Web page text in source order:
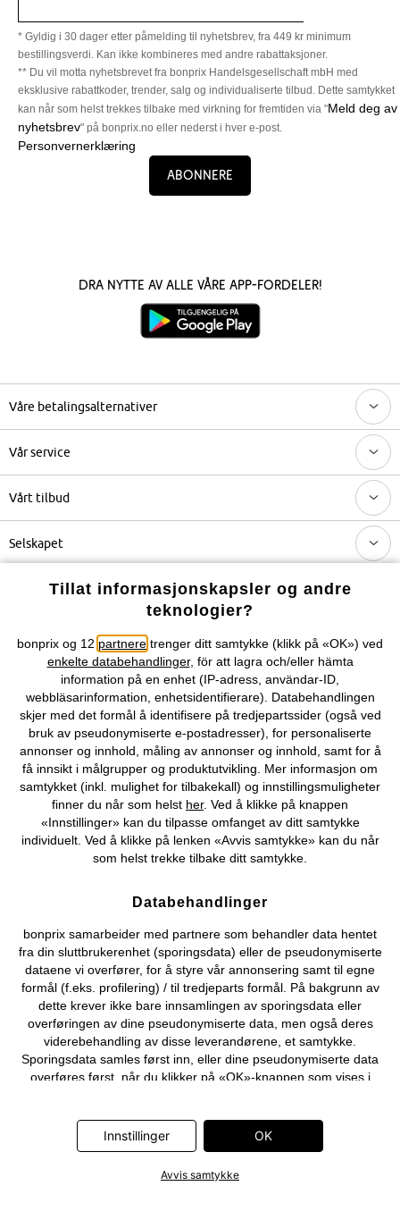
* Gyldig i 30 dager etter påmelding til nyhetsbrev, fra 449 kr minimum
bestillingsverdi. Kan ikke kombineres med andre rabattaksjoner.
** Du vil motta nyhetsbrevet fra bonprix Handelsgesellschaft mbH med
eksklusive rabattkoder, trender, salg og individualiserte tilbud. Dette samtykket
kan når som helst trekkes tilbake med virkning for fremtiden via "Meld deg av
nyhetsbrev" på bonprix.no eller nederst i hver e-post.
Personvernerklæring
Abonnere
Dra nytte av alle våre app-fordeler!
Våre betalingsalternativer
Vår service
Vårt tilbud
Selskapet
Topkategorier / Sesongvarer
Du kan også finne oss på
Kjøpsvilkår Personopplysninger Cookie-innstillinger
Om Oss Angre kjøp
©2026 bonprix.
Tillat informasjonskapsler og andre
teknologier?
bonprix og 12 partnere trenger ditt samtykke (klikk på «OK») ved
enkelte databehandlinger, för att lagra och/eller hämta
information på en enhet (IP-adress, användar-ID,
webbläsarinformation, enhetsidentifierare). Databehandlingen
skjer med det formål å identifisere på tredjepartssider (også ved
bruk av pseudonymiserte e-postadresser), for personaliserte
annonser og innhold, måling av annonser og innhold, samt for å
få innsikt i målgrupper og produktutvikling. Mer informasjon om
samtykket (inkl. mulighet for tilbakekall) og innstillingsmuligheter
finner du når som helst her. Ved å klikke på knappen
«Innstillinger» kan du tilpasse omfanget av ditt samtykke
individuelt. Ved å klikke på lenken «Avvis samtykke» kan du når
som helst trekke tilbake ditt samtykke.
Databehandlinger
bonprix samarbeider med partnere som behandler data hentet
fra din sluttbrukerenhet (sporingsdata) eller de pseudonymiserte
dataene vi overfører, for å styre vår annonsering samt til egne
formål (f.eks. profilering) / til tredjeparts formål. På bakgrunn av
dette krever ikke bare innsamlingen av sporingsdata eller
overføringen av dine pseudonymiserte data, men også deres
viderebehandling av disse leverandørene, et samtykke.
Sporingsdata samles først inn, eller dine pseudonymiserte data
overføres først, når du klikker på «OK»-knappen som vises i
Communications GmbH, ID5 Technology Ltd, Meta Platforms
Ireland Ltd, Microsoft Ireland Operations Ltd, Pinterest Europe
Technologies UK Ltd. Ytterligere informasjon om
Innstillinger OK
Avvis samtykke